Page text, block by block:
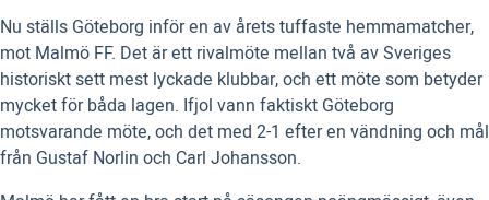
Nu ställs Göteborg inför en av årets tuffaste hemmamatcher,
mot Malmö FF. Det är ett rivalmöte mellan två av Sveriges
historiskt sett mest lyckade klubbar, och ett möte som betyder
mycket för båda lagen. Ifjol vann faktiskt Göteborg
motsvarande möte, och det med 2-1 efter en vändning och mål
från Gustaf Norlin och Carl Johansson.